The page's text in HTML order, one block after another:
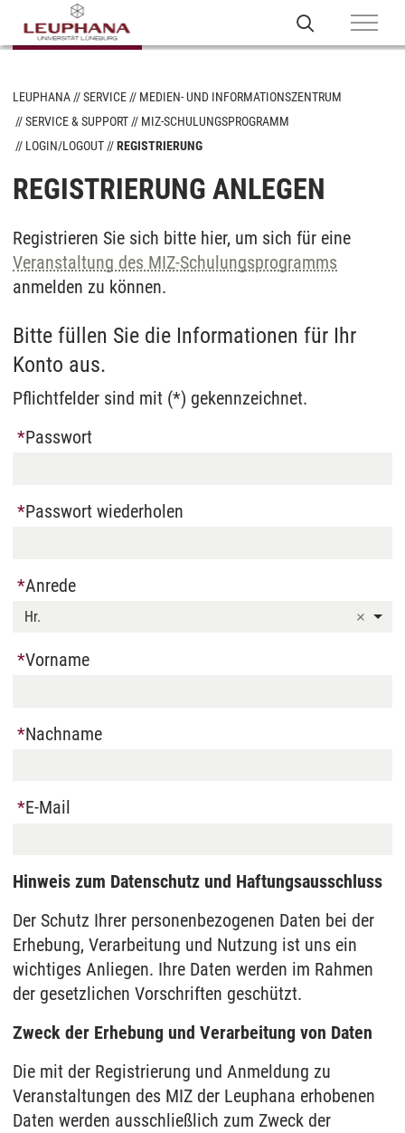
LEUPHANA SERVICE
MEDIEN- UND INFORMATIONSZENTRUM
SERVICE & SUPPORT
MIZ-SCHULUNGSPROGRAMM
LOGIN/LOGOUT
REGISTRIERUNG
REGISTRIERUNG ANLEGEN
Registrieren Sie sich bitte hier, um sich für eine
Veranstaltung des MIZ-Schulungsprogramms
anmelden zu können.
Bitte füllen Sie die Informationen für Ihr
Konto aus.
Pflichtfelder sind mit (*) gekennzeichnet.
Passwort
Passwort wiederholen
Anrede
Hr.
Vorname
Nachname
E-Mail
Hinweis zum Datenschutz und Haftungsausschluss
Der Schutz Ihrer personenbezogenen Daten bei der
Erhebung, Verarbeitung und Nutzung ist uns ein
wichtiges Anliegen. Ihre Daten werden im Rahmen
der gesetzlichen Vorschriften geschützt.
Zweck der Erhebung und Verarbeitung von Daten
Die mit der Registrierung und Anmeldung zu
Veranstaltungen des MIZ der Leuphana erhobenen
Daten werden ausschließlich zum Zweck der